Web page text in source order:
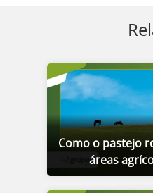
Como o pastejo
áreas